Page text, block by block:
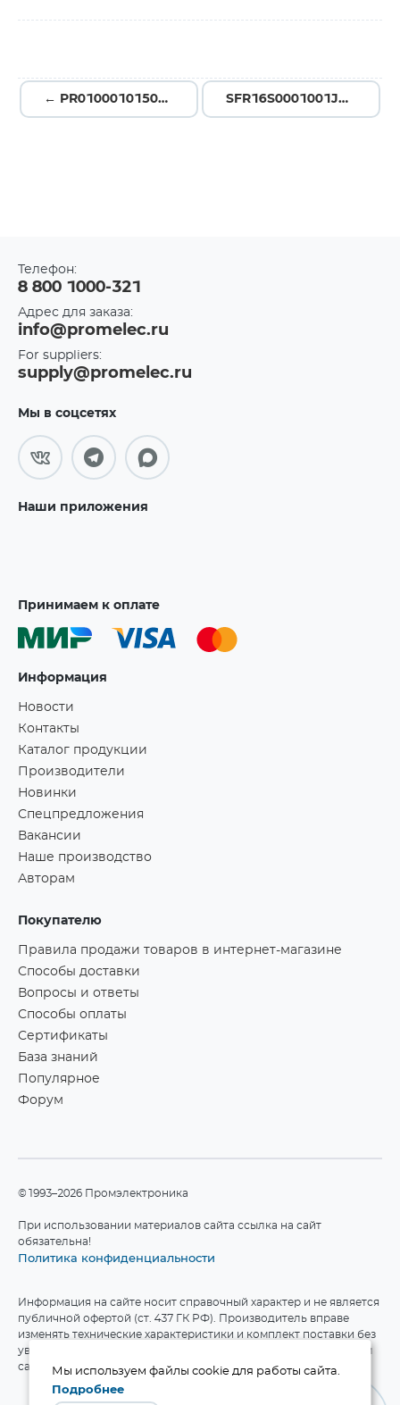
← PR01000101500JA100 SFR16S0001001JA500 →
Телефон:
8 800 1000-321
Адрес для заказа:
info@promelec.ru
For suppliers:
supply@promelec.ru
Мы в соцсетях
Наши приложения
Принимаем к оплате
Информация
Новости
Контакты
Каталог продукции
Производители
Новинки
Спецпредложения
Вакансии
Наше производство
Авторам
Покупателю
Правила продажи товаров в интернет-магазине
Способы доставки
Вопросы и ответы
Способы оплаты
Сертификаты
База знаний
Популярное
Форум
©1993–2026 Промэлектроника
При использовании материалов сайта ссылка на сайт
обязательна!
Политика конфиденциальности
Информация на сайте носит справочный характер и не является
публичной офертой (ст. 437 ГК РФ). Производитель вправе
изменять технические характеристики и комплект поставки без
уведомления. Актуальные данные приведены на официальном
сайте производителя.
Мы используем файлы cookie для работы сайта.
Подробнее